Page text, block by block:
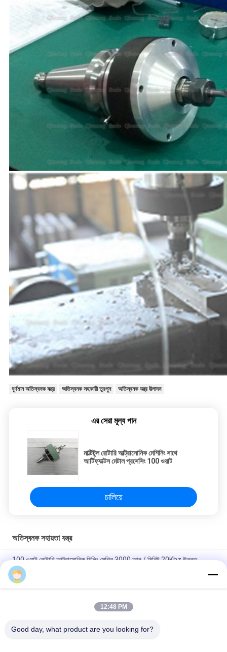
ঘূর্ণমান অতিস্বনক যন্ত্র অতিস্বনক সহকারী তুরপুন অতিস্বনক যন্ত্র উত্পাদন
এর সেরা মূল্য পান
মাল্টিটুল রোটারি আল্ট্রাসোনিক মেশিনিং সাথে
আর্টিফ্যাক্টস মেটাল প্রসেসিং 100 ওয়াট
চালিয়ে
অতিস্বনক সহায়তা যন্ত্র
100 ওয়াট রোটারি আল্ট্রাসোনিক মিলিং মেশিন 3000 আর / মিনিট 20Khz উন্নত
প্রযুক্তির সাথে
মাল্টিটুল রোটারি আল্ট্রাসোনিক মেশিনিং সাথে আর্টিফ্যাক্টস মেটাল প্রসেসিং 100 ওয়াট
স্ফটিক রত্নপাথরের সামগ্রীগুলির জন্য উচ্চ ফ্রিকোয়েন্সি 20Khz আল্ট্রাসোনিক
12:48 PM
Good day, what product are you looking for?